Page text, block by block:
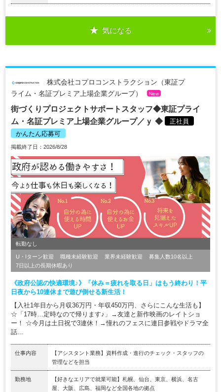
気になる
株式会社コプロコンストラクション（東証プ
ライム・名証プレミア上場企業グループ）
New
街づくりプロジェクトサポートスタッフ◆東証プライ
ム・名証プレミア上場企業グループ／ｙ ◆
正社員
かんたん応募可
掲載終了日：2026/8/28
転勤なし
U・Iターン歓迎 職種未経験歓迎 業界未経験歓迎
募集人数10名以上
7日以上の長期休暇あり
《政府公認の快適環境♪》「休み＝疲れを取る日」はもう終わり！平
日夜から10連休まで遊び倒せる新生活！
【入社1年目から月収36万円・年収450万円、さらにこんな生活も】
☆「17時…定時なので帰ります♪」→友達と新作映画のレイトショ
ー！ ☆今月は土日祝で3連休！→憧れのフェスに連日参戦やドラマ全
話...
仕事内容
【アシスタント業務】資料作成・進行のチェック・スタッフの
管理などを担当
勤務地
【好きなエリアで就業可能】札幌、仙台、東京、横浜、名古
屋、大阪、広島、福岡など全国各地の拠点